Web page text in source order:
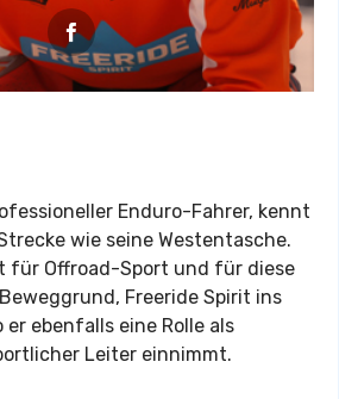

Enduro-Fahrer, kennt
wie seine Westentasche.
für Offroad-Sport und für diese
Freeride Spirit ins
ebenfalls eine Rolle als
Leiter einnimmt.